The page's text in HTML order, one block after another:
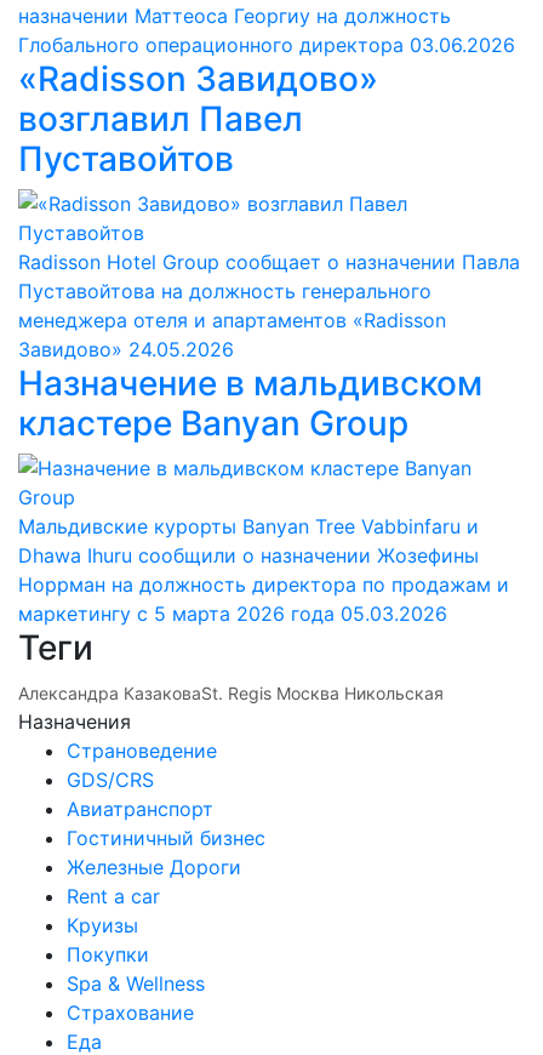
назначении Маттеоса Георгиу на должность
Глобального операционного директора 03.06.2026
«Radisson Завидово»
возглавил Павел
Пуставойтов
Radisson Hotel Group сообщает о назначении Павла
Пуставойтова на должность генерального
менеджера отеля и апартаментов «Radisson
Завидово» 24.05.2026
Назначение в мальдивском
кластере Banyan Group
Мальдивские курорты Banyan Tree Vabbinfaru и
Dhawa Ihuru сообщили о назначении Жозефины
Норрман на должность директора по продажам и
маркетингу с 5 марта 2026 года 05.03.2026
Теги
Александра КазаковаSt. Regis Москва Никольская
Назначения
Страноведение
GDS/CRS
Авиатранспорт
Гостиничный бизнес
Железные Дороги
Rent a car
Круизы
Покупки
Spa & Wellness
Страхование
Еда